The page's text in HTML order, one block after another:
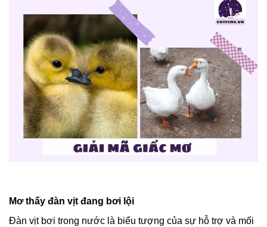
Mơ thấy đàn vịt đang bơi lội
Đàn vịt bơi trong nước là biểu tượng của sự hỗ trợ và mối